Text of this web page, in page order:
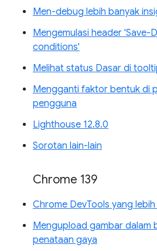
Men-debug lebih banyak
Mengemulasi header 'Save-
conditions'
Melihat status Dasar di
Mengganti faktor bentuk di
pengguna
Lighthouse 12.8.0
Sorotan lain-lain
Chrome 139
Chrome DevTools yang
Mengupload gambar dalam
penataan gaya